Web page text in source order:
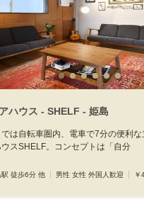
ハウス - SHELF - 姫島
は自転車圏内、電車で7分の便利
スSHELF。コンセプトは「自分
駅 徒歩6分 他
男性 女性 外国人歓迎 ￥